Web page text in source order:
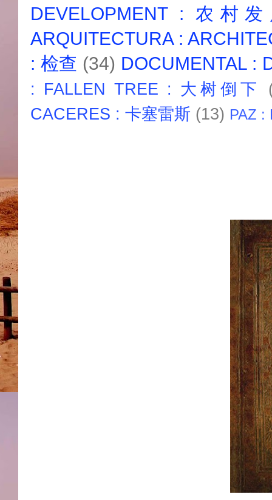
DEVELOPMENT : 农村
ARQUITECTURA :
: 检查 (34) DOCUMENTAL :
: FALLEN TREE : 大树倒下
CACERES : 卡塞雷斯 (13) PAZ :